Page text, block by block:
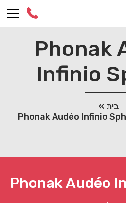
Phonak
Infinio
בית »
Phonak Audéo Infinio
Phonak Audéo